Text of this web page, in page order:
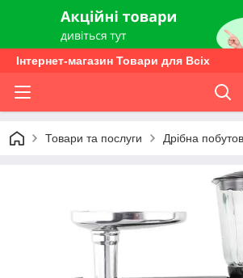
Інтернет-магазин Товари для Всіх
Товари та послуги Дрібна